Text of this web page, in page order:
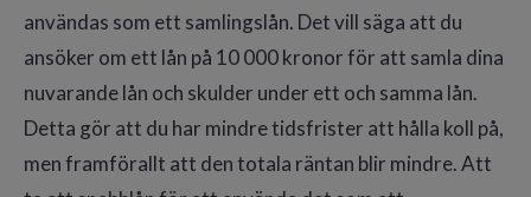
användas som ett samlingslån. Det vill säga att du
ansöker om ett lån på 10 000 kronor för att samla dina
nuvarande lån och skulder under ett och samma lån.
Detta gör att du har mindre tidsfrister att hålla koll på,
men framförallt att den totala räntan blir mindre. Att